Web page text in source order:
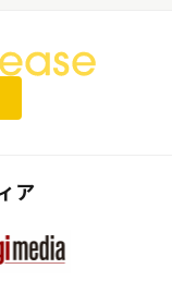
ア